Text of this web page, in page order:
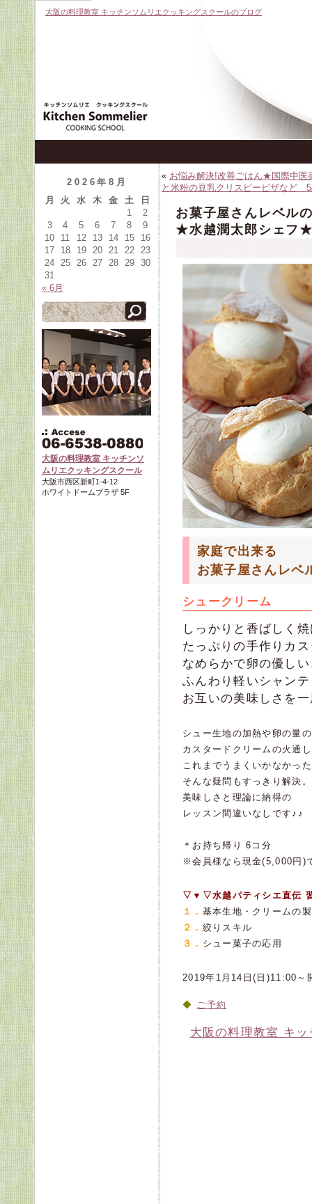
大阪の料理教室 キッチンソムリエクッキングスクールのブログ
« お悩み解決!改善ごはん★国際中
と米粉の豆乳クリスピーピザなど
お菓子屋さんレベ
★水越潤太郎シェフ
家庭で出来る
お菓子屋さんレベ
シュークリーム
しっかりと香ばしく
たっぷりの手作りカ
なめらかで卵の優し
ふんわり軽いシャン
お互いの美味しさを
シュー生地の加熱や卵の量
カスタードクリームの火通
これまでうまくいかなかっ
そんな疑問もすっきり解決。
美味しさと理論に納得の
レッスン間違いなしです♪♪
＊お持ち帰り 6コ分
※会員様なら現金(5,000円)
▽▼▽水越パティシエ直伝
１． 基本生地・クリームの
２． 絞りスキル
３． シュー菓子の応用
2019年1月14日(日)11:00～
ご予約
大阪の料理教室 キ
2026年8月
月
火 水 木 金 土
日
1
2
3
4 5 6 7 8
9
10
11 12 13 14 15
16
17
18 19 20 21 22
23
24 25 26 27 28 29
30
31
« 6月
大阪の料理教室 キッチンソ
ムリエクッキングスクール
大阪市西区新町1-4-12
ホワイトドームプラザ 5F